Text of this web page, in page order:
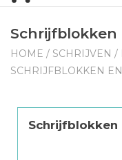
Schrijfblokken
HOME / SCHRIJVEN /
SCHRIJFBLOKKEN
Schrijfblokken